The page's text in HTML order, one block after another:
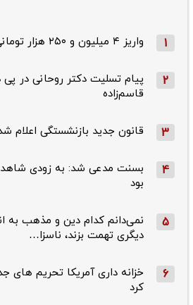
1 واریز ۴ میلیون و ۲۵۰ هزار تومانی
2
پیام تسلیت دکتر روحانی در
قاسم‌زاده
3 قانون جدید بازنشستگی اعلام
4
بسنت مدعی شد: به زودی شاهد
بود
5
نمی‌دانم کدام دین و مذهب به
دیگری تهمت بزند، ناسزا…
6
خزانه داری آمریکا تحریم های
کرد